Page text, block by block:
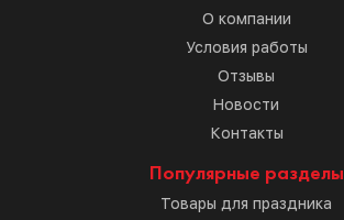
О компании
Условия работы
Отзывы
Новости
Контакты
Популярные разделы
Товары для праздника